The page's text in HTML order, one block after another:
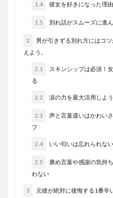
1.4 彼女を好きになった理
1.5 別れ話がスムーズに進
2
男が引きずる別れ方にはコ
えよう。
2.1
スキンシップは必須！
る
2.2 涙の力を最大活用しよ
2.3
声と言葉遣いはかわい
フ
2.4 いい匂いは忘れられな
2.5
褒め言葉や感謝の気持
わない
3
元彼が絶対に後悔する1番辛